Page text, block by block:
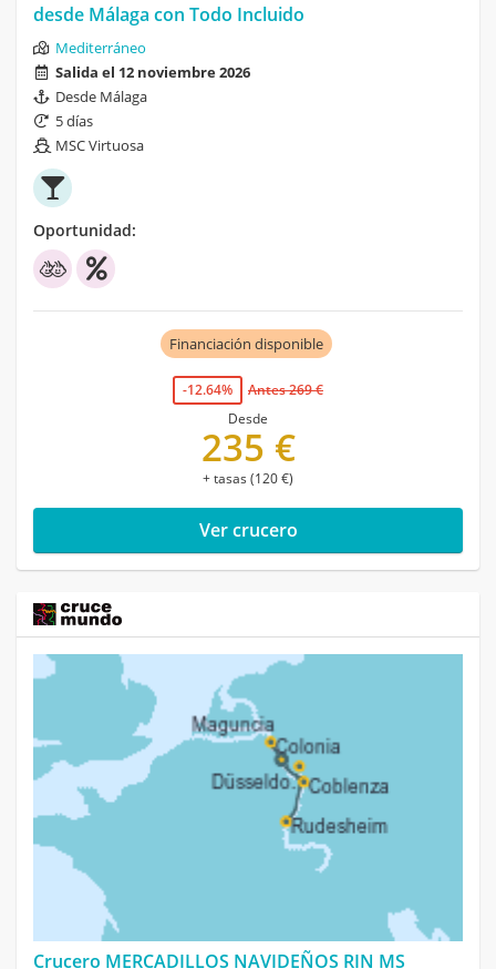
desde Málaga con Todo Incluido
Mediterráneo
Salida el 12 noviembre 2026
Desde Málaga
5 días
MSC Virtuosa
Oportunidad:
Financiación disponible
-12.64%
Antes 269 €
Desde
235 €
+ tasas (120 €)
Ver crucero
Crucero MERCADILLOS NAVIDEÑOS RIN MS